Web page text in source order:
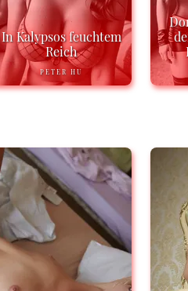
In Kalypsos feuchtem
Reich
PETER HU